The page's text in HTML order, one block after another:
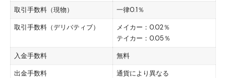
取引手数料（現物） 一律0.1％
取引手数料（デリバティブ）
メイカー：0.02％
テイカー：0.05％
入金手数料 無料
出金手数料 通貨により異なる